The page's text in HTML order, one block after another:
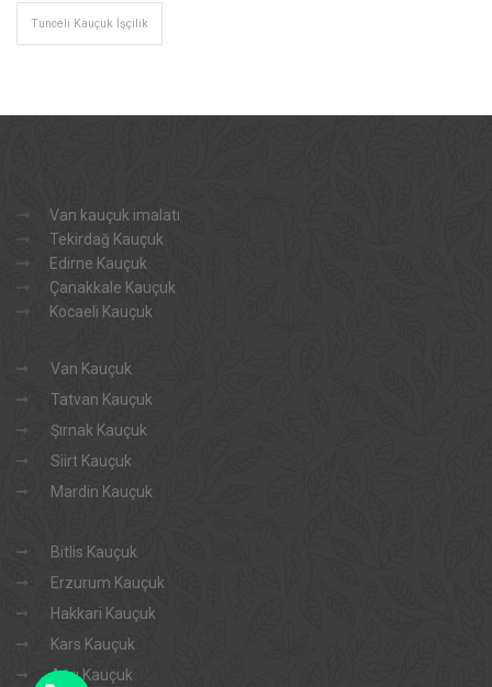
Tunceli Kauçuk İşçilik
Van kauçuk imalatı
Tekirdağ Kauçuk
Edirne Kauçuk
Çanakkale Kauçuk
Kocaeli Kauçuk
Van Kauçuk
Tatvan Kauçuk
Şırnak Kauçuk
Siirt Kauçuk
Mardin Kauçuk
Bitlis Kauçuk
Erzurum Kauçuk
Hakkari Kauçuk
Kars Kauçuk
Ağrı Kauçuk